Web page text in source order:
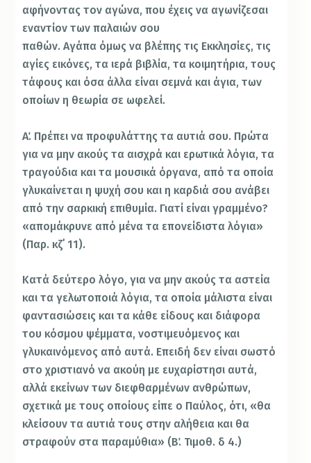
αφήνοντας τον αγώνα, που έχεις να αγωνίζεσαι
εναντίον των παλαιών σου
παθών. Αγάπα όμως να βλέπης τις Εκκλησίες, τις
αγίες εικόνες, τα ιερά βιβλία, τα κοιμητήρια, τους
τάφους και όσα άλλα είναι σεμνά και άγια, των
οποίων η θεωρία σε ωφελεί.
Α΄. Πρέπει να προφυλάττης τα αυτιά σου. Πρώτα
για να μην ακούς τα αισχρά και ερωτικά λόγια, τα
τραγούδια και τα μουσικά όργανα, από τα οποία
γλυκαίνεται η ψυχή σου και η καρδιά σου ανάβει
από την σαρκική επιθυμία. Γιατί είναι γραμμένο?
«απομάκρυνε από μένα τα επονείδιστα λόγια»
(Παρ. κζ΄ 11).
Κατά δεύτερο λόγο, για να μην ακούς τα αστεία
και τα γελωτοποιά λόγια, τα οποία μάλιστα είναι
φαντασιώσεις και τα κάθε είδους και διάφορα
του κόσμου ψέμματα, νοστιμευόμενος και
γλυκαινόμενος από αυτά. Επειδή δεν είναι σωστό
στο χριστιανό να ακούη με ευχαρίστησι αυτά,
αλλά εκείνων των διεφθαρμένων ανθρώπων,
σχετικά με τους οποίους είπε ο Παύλος, ότι, «θα
κλείσουν τα αυτιά τους στην αλήθεια και θα
στραφούν στα παραμύθια» (Β΄. Τιμοθ. δ 4.)